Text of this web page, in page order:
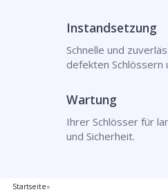
Instandsetzung
Schnelle und
defekten Schlössern
Wartung
Ihrer Schlösser für
und Sicherheit.
Startseite»